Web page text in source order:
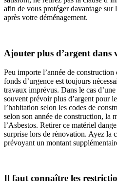
afin de vous protéger davantage sur
après votre déménagement.
Ajouter plus d’argent dans
Peu importe l’année de
fonds d’urgence est toujours
travaux imprévus. Dans le cas
souvent prévoir plus d’argent pour
l’habitation selon les codes de
selon son année de construction, la
l’Asbestos. Retirer ce matériel
surprise lors de rénovation. Ayez la
prévoyant un montant
Il faut connaître les